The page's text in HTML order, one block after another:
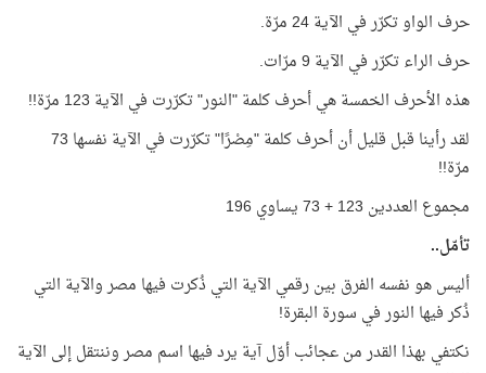
حرف الواو تكرّر في الآية 24 مرّة.
حرف الراء تكرّر في الآية 9 مرّات.
هذه الأحرف الخمسة هي أحرف كلمة "النور" تكرّرت في الآية 123 مرّة!!
لقد رأينا قبل قليل أن أحرف كلمة "مِصْرًا" تكرّرت في الآية نفسها 73
مرّة!!
مجموع العددين 123 + 73 يساوي 196
تأمّل..
أليس هو نفسه الفرق بين رقمي الآية التي ذُكرت فيها مصر والآية التي
ذُكر فيها النور في سورة البقرة!
نكتفي بهذا القدر من عجائب أوّل آية يرد فيها اسم مصر وننتقل إلى الآية